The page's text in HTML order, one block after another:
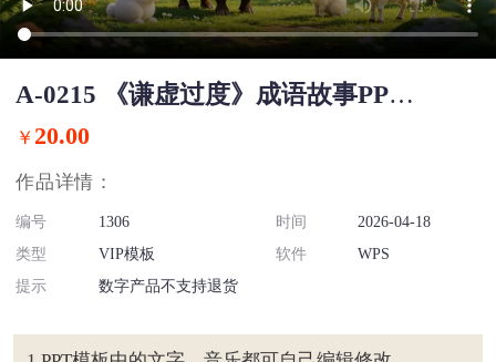
A-0215 《谦虚过度》成语故事PPT模板
￥ 20.00
作品详情：
编号 1306 时间
2026-04-18
类型
VIP模板 软件
WPS
提示
数字产品不支持退货